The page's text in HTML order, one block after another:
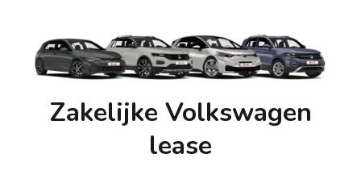
Zakelijke Volkswagen
lease